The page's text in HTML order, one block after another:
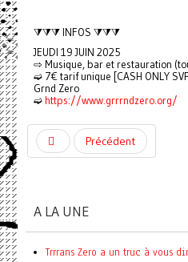
⧩⧩⧩ INFOS ⧩⧩⧩
JEUDI 19 JUIN 2025
⇨ Musique, bar et restauration
➫ 7€ tarif unique [CASH ONLY
Grnd Zero
➫https://www.grrrndzero.org/
Précédent
A LA UNE
Trrrans Zero a un truc à vous